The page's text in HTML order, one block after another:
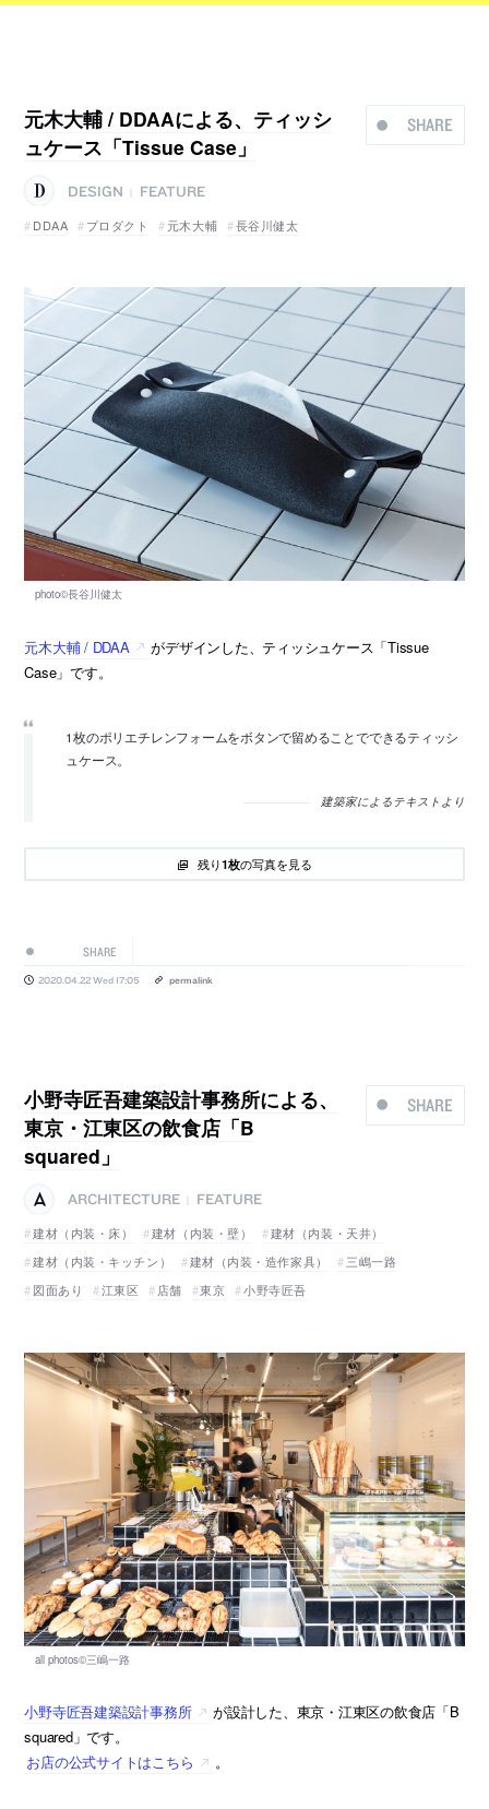
SHARE
元木大輔 / DDAAによる、ティッシ
ュケース「Tissue Case」
DESIGN
FEATURE
DDAA
プロダクト 元木大輔 長谷川健太
元木大輔 / DDAA
がデザインした、ティッシュケース「Tissue
Case」です。
1枚のポリエチレンフォームをボタンで留めることでできるティッシ
ュケース。
建築家によるテキストより
残り1枚の写真を見る
SHARE
2020.04.22 Wed 17:05 permalink
SHARE
小野寺匠吾建築設計事務所による、
東京・江東区の飲食店「B
squared」
ARCHITECTURE
FEATURE
建材（内装・床）
建材（内装・壁）
建材（内装・天井）
建材（内装・キッチン）
建材（内装・造作家具）
三嶋一路
図面あり
江東区 店舗 東京 小野寺匠吾
小野寺匠吾建築設計事務所
が設計した、東京・江東区の飲食店「B
squared」です。
お店の公式サイトはこちら
。